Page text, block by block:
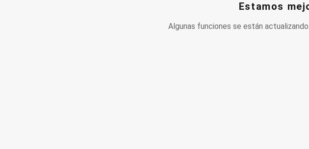
Estamos
Algunas funciones se están